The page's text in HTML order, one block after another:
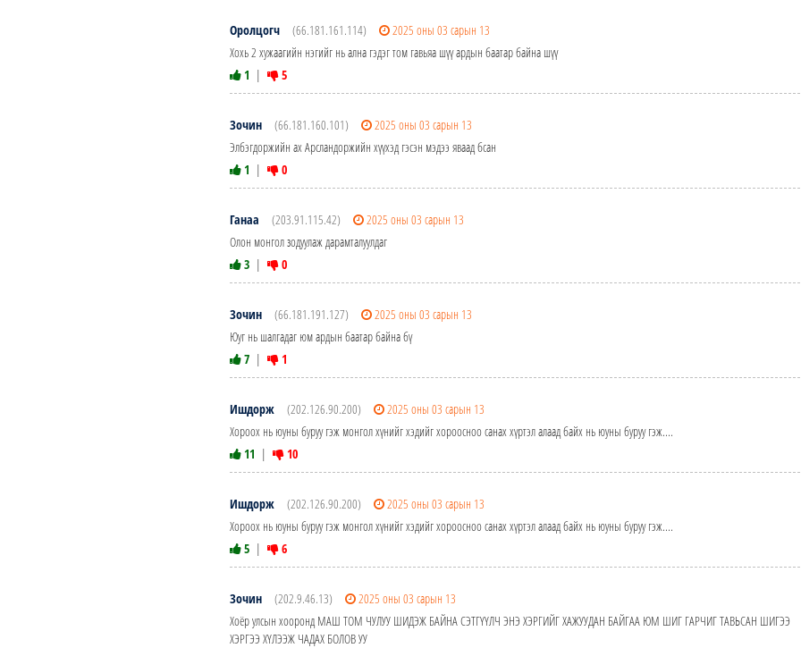
Оролцогч (66.181.161.114)
2025 оны 03 сарын 13
Хохь 2 хужаагийн нэгийг нь ална гэдэг том гавьяа шүү ардын баатар байна шүү
1 | 5
Зочин (66.181.160.101)
2025 оны 03 сарын 13
Элбэгдоржийн ах Арсландоржийн хүүхэд гэсэн мэдээ яваад бсан
1 | 0
Ганаа (203.91.115.42)
2025 оны 03 сарын 13
Олон монгол зодуулаж дарамталуулдаг
3 | 0
Зочин (66.181.191.127)
2025 оны 03 сарын 13
Юуг нь шалгадаг юм ардын баатар байна бү
7 | 1
Ишдорж (202.126.90.200)
2025 оны 03 сарын 13
Хороох нь юуны буруу гэж монгол хүнийг хэдийг хороосноо санах хүртэл алаад байх нь юуны буруу гэж....
11 | 10
Ишдорж (202.126.90.200)
2025 оны 03 сарын 13
Хороох нь юуны буруу гэж монгол хүнийг хэдийг хороосноо санах хүртэл алаад байх нь юуны буруу гэж....
5 | 6
Зочин (202.9.46.13)
2025 оны 03 сарын 13
Хоёр улсын хооронд МАШ ТОМ ЧУЛУУ ШИДЭЖ БАЙНА СЭТГҮҮЛЧ ЭНЭ ХЭРГИЙГ ХАЖУУДАН БАЙГАА ЮМ ШИГ ГАРЧИГ ТАВЬСАН ШИГЭЭ
ХЭРГЭЭ ХҮЛЭЭЖ ЧАДАХ БОЛОВ УУ